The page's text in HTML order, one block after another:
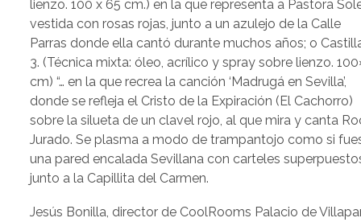
lienzo. 100 x 65 cm.) en la que representa a Pastora
vestida con rosas rojas, junto a un azulejo de la Calle
Parras donde ella cantó durante muchos años; o
3. (Técnica mixta: óleo, acrílico y spray sobre lienzo.
cm) “… en la que recrea la canción ‘Madrugá en Sevilla’,
donde se refleja el Cristo de la Expiración (El Cachorro)
sobre la silueta de un clavel rojo, al que mira y canta
Jurado. Se plasma a modo de trampantojo como si
una pared encalada Sevillana con carteles
junto a la Capillita del Carmen.
Jesús Bonilla, director de CoolRooms Palacio de